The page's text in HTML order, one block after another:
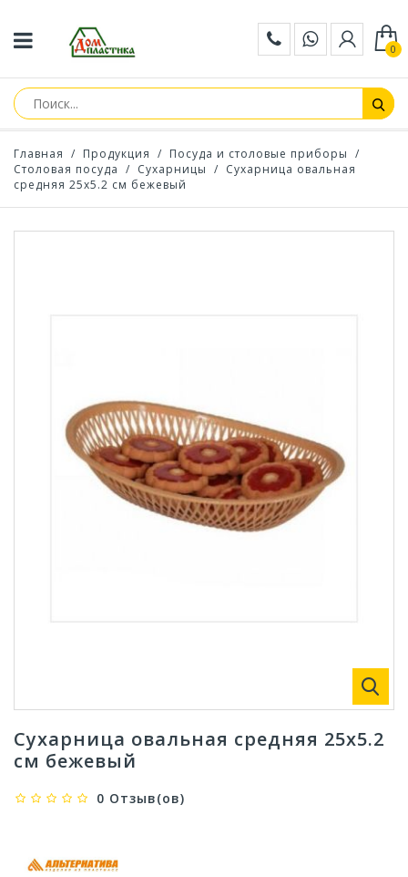
0
Главная / Продукция / Посуда и столовые приборы /
Столовая посуда / Сухарницы / Сухарница овальная
средняя 25х5.2 см бежевый
Сухарница овальная средняя 25х5.2
см бежевый
0 Отзыв(ов)